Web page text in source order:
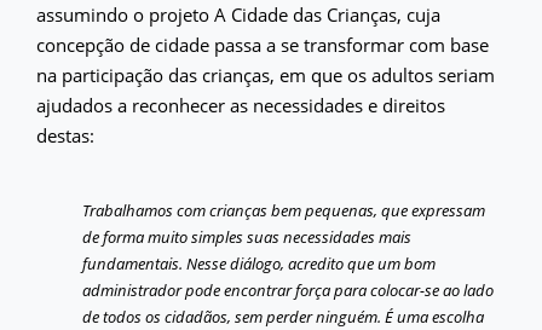
assumindo o projeto A Cidade das Crianças, cuja
concepção de cidade passa a se transformar com base
na participação das crianças, em que os adultos seriam
ajudados a reconhecer as necessidades e direitos
destas:
Trabalhamos com crianças bem pequenas, que expressam
de forma muito simples suas necessidades mais
fundamentais. Nesse diálogo, acredito que um bom
administrador pode encontrar força para colocar-se ao lado
de todos os cidadãos, sem perder ninguém. É uma escolha